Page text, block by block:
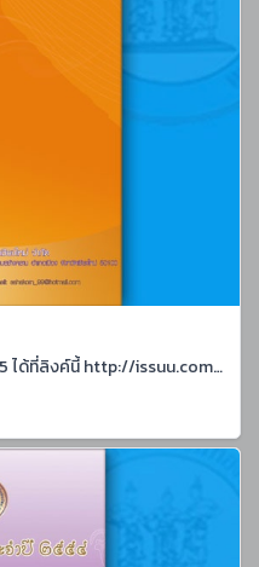
คลิกอ่านรายงานกิจการประจำปี 2555 ได้ที่ลิงค์นี้ http://issuu.com/cmsahakorn/docs/report-2012